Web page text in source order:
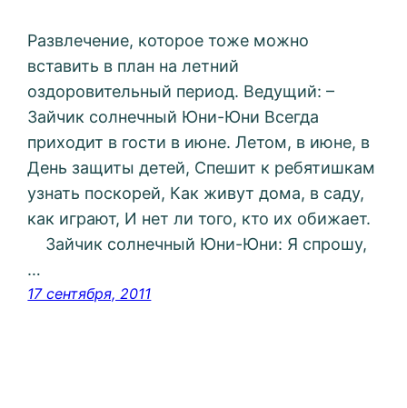
Развлечение, которое тоже можно
вставить в план на летний
оздоровительный период. Ведущий: –
Зайчик солнечный Юни-Юни Всегда
приходит в гости в июне. Летом, в июне, в
День защиты детей, Спешит к ребятишкам
узнать поскорей, Как живут дома, в саду,
как играют, И нет ли того, кто их обижает.
Зайчик солнечный Юни-Юни: Я спрошу,
…
17 сентября, 2011